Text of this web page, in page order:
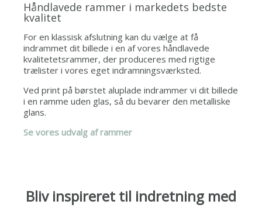
Håndlavede rammer i markedets bedste
kvalitet
For en klassisk afslutning kan du vælge at få
indrammet dit billede i en af vores håndlavede
kvalitetetsrammer, der produceres med rigtige
trælister i vores eget indramningsværksted.
Ved print på børstet aluplade indrammer vi dit billede
i en ramme uden glas, så du bevarer den metalliske
glans.
Se vores udvalg af rammer
Bliv inspireret til indretning med